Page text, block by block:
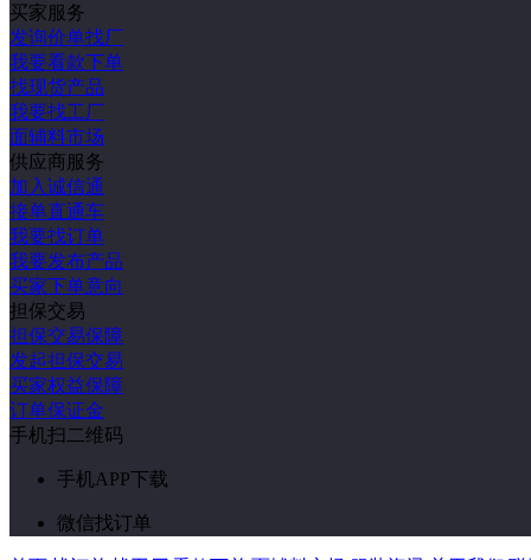
买家服务
发询价单找厂
我要看款下单
找现货产品
我要找工厂
面辅料市场
供应商服务
加入诚信通
接单直通车
我要找订单
我要发布产品
买家下单意向
担保交易
担保交易保障
发起担保交易
买家权益保障
订单保证金
手机扫二维码
手机APP下载
微信找订单